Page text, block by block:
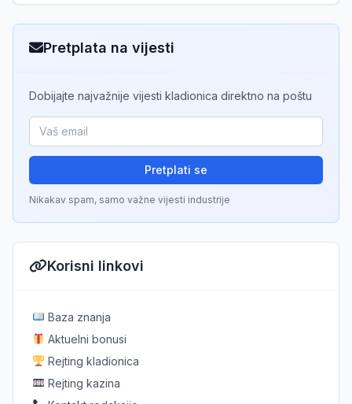
Pretplata na vijesti
Dobijajte najvažnije vijesti kladionica direktno na poštu
Pretplati se
Nikakav spam, samo važne vijesti industrije
Korisni linkovi
Baza znanja
Aktuelni bonusi
Rejting kladionica
Rejting kazina